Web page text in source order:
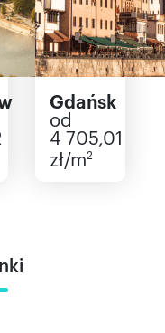
Gdańsk
od
4 705,01
zł/m2